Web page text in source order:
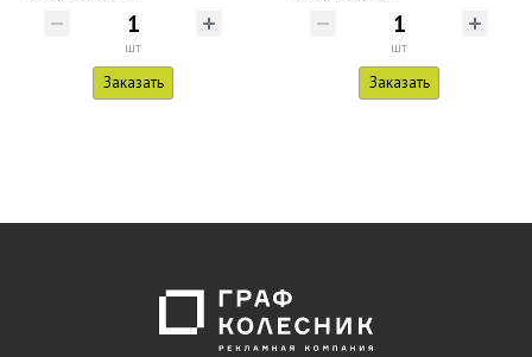
шт
Заказать
шт
Заказать